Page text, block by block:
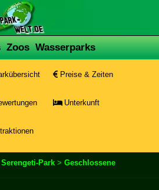
Zoos Wasserparks
Preise & Zeiten
Unterkunft
Serengeti-Park > Geschlossene